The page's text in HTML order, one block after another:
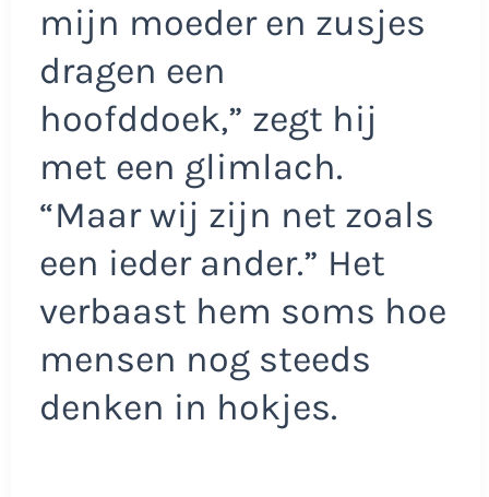
mijn moeder en zusjes
dragen een
hoofddoek,” zegt hij
met een glimlach.
“Maar wij zijn net zoals
een ieder ander.” Het
verbaast hem soms hoe
mensen nog steeds
denken in hokjes.